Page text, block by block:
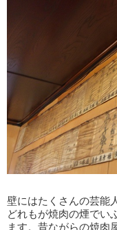
壁にはたくさんの芸能
どれもが焼肉の煙でい
ます。昔ながらの焼肉